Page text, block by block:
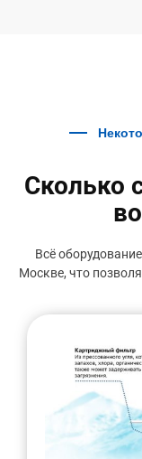
Сколько
Всё
Москве, что